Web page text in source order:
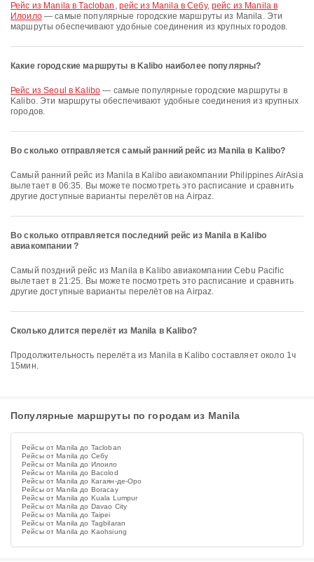
рейс из Manila в Tacloban , рейс из Manila в Себу,рейс из Manila в
Илоило— самые популярные городские маршруты из Manila. Эти
маршруты обеспечивают удобные соединения из крупных городов.
Какие городские маршруты в Kalibo наиболее популярны?
рейс из Seoul в Kalibo — самые популярные городские маршруты в
Kalibo. Эти маршруты обеспечивают удобные соединения из крупных
городов.
Во сколько отправляется самый ранний рейс из Manila в Kalibo?
Самый ранний рейс из Manila в Kalibo авиакомпании Philippines AirAsia
вылетает в 06:35. Вы можете посмотреть это расписание и сравнить
другие доступные варианты перелётов на Airpaz.
Во сколько отправляется последний рейс из Manila в Kalibo
авиакомпании ?
Самый поздний рейс из Manila в Kalibo авиакомпании Cebu Pacific
вылетает в 21:25. Вы можете посмотреть это расписание и сравнить
другие доступные варианты перелётов на Airpaz.
Сколько длится перелёт из Manila в Kalibo?
Продолжительность перелёта из Manila в Kalibo составляет около 1ч
15мин.
Популярные маршруты по городам из Manila
Рейсы от Manila до Tacloban
Рейсы от Manila до Себу
Рейсы от Manila до Илоило
Рейсы от Manila до Bacolod
Рейсы от Manila до Кагаян-де-Оро
Рейсы от Manila до Boracay
Рейсы от Manila до Kuala Lumpur
Рейсы от Manila до Davao City
Рейсы от Manila до Taipei
Рейсы от Manila до Tagbilaran
Рейсы от Manila до Kaohsiung